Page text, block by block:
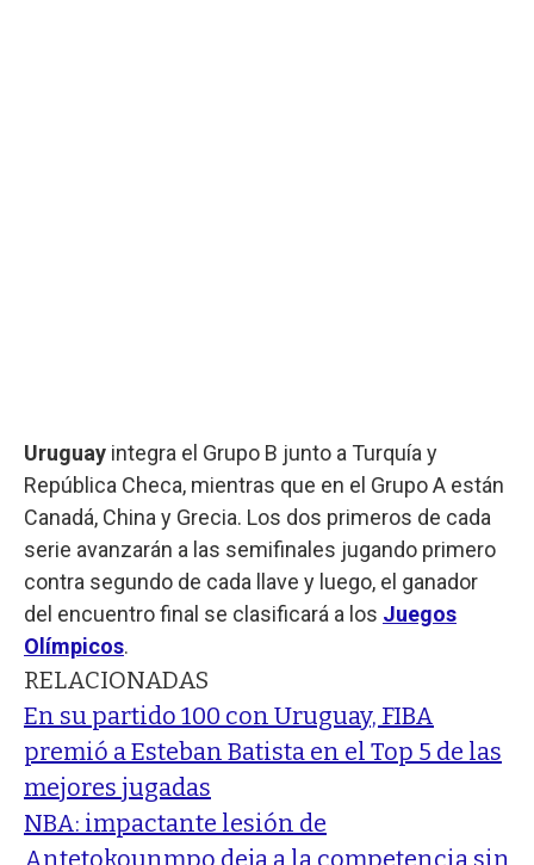
Uruguay integra el Grupo B junto a Turquía y
República Checa, mientras que en el Grupo A están
Canadá, China y Grecia. Los dos primeros de cada
serie avanzarán a las semifinales jugando primero
contra segundo de cada llave y luego, el ganador
del encuentro final se clasificará a los Juegos
Olímpicos.
RELACIONADAS
En su partido 100 con Uruguay, FIBA
premió a Esteban Batista en el Top 5 de las
mejores jugadas
NBA: impactante lesión de
Antetokounmpo deja a la competencia sin